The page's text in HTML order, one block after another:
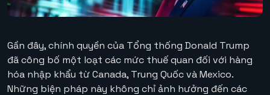
Gần đây, chính quyền của Tổng thống Donald Trump
đã công bố một loạt các mức thuế quan đối với hàng
hóa nhập khẩu từ Canada, Trung Quốc và Mexico.
Những biện pháp này không chỉ ảnh hưởng đến các